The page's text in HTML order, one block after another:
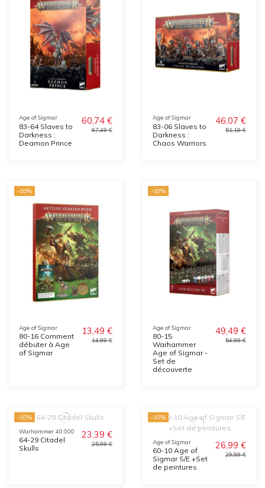
Age of Sigmar
83-64 Slaves to
Darkness :
Deamon Prince
60,74 €
67,49 €
Age of Sigmar
83-06 Slaves to
Darkness :
Chaos Warriors
46,07 €
51,19 €
-10%
Age of Sigmar
80-16 Comment
débuter à Age
of Sigmar
13,49 €
14,99 €
-10%
Age of Sigmar
80-15
Warhammer
Age of Sigmar -
Set de
découverte
49,49 €
54,99 €
-10%
Warhammer 40.000
64-29 Citadel
Skulls
23,39 €
25,99 €
-10%
Age of Sigmar
60-10 Age of
Sigmar S/E +Set
de peintures
26,99 €
29,99 €